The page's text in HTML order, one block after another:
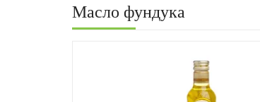
Масло фундука